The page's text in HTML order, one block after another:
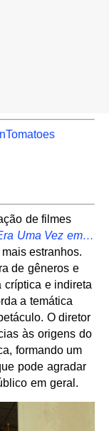
de filmes
Uma Vez em…
estranhos.
de gêneros e
críptica e indireta
a temática
O diretor
às origens do
formando um
pode agradar
em geral.